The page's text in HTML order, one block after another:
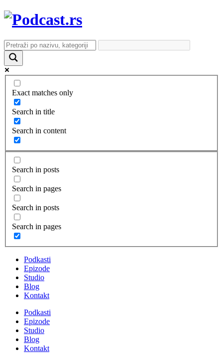
Exact matches only
Search in title
Search in content
Search in posts
Search in pages
Search in posts
Search in pages
Podkasti
Epizode
Studio
Blog
Kontakt
Podkasti
Epizode
Studio
Blog
Kontakt